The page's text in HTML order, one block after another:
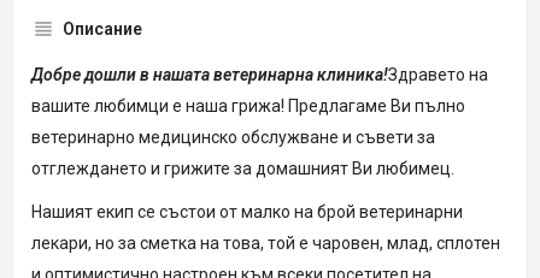
Описание
Добре дошли в нашата ветеринарна клиника!Здравето на
вашите любимци е наша грижа! Предлагаме Ви пълно
ветеринарно медицинско обслужване и съвети за
отглеждането и грижите за домашният Ви любимец.
Нашият екип се състои от малко на брой ветеринарни
лекари, но за сметка на това, той е чаровен, млад, сплотен